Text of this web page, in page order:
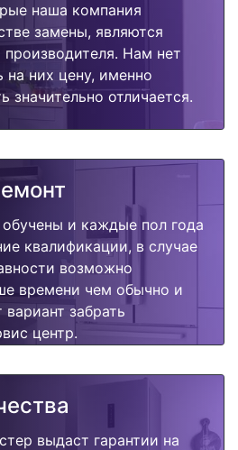
наша компания
замены, являются
Нам нет
них цену, именно
значительно отличается.
и каждые пол года
квалификации, в случае
возможно
времени чем обычно и
забрать
центр.
выдаст гарантии на